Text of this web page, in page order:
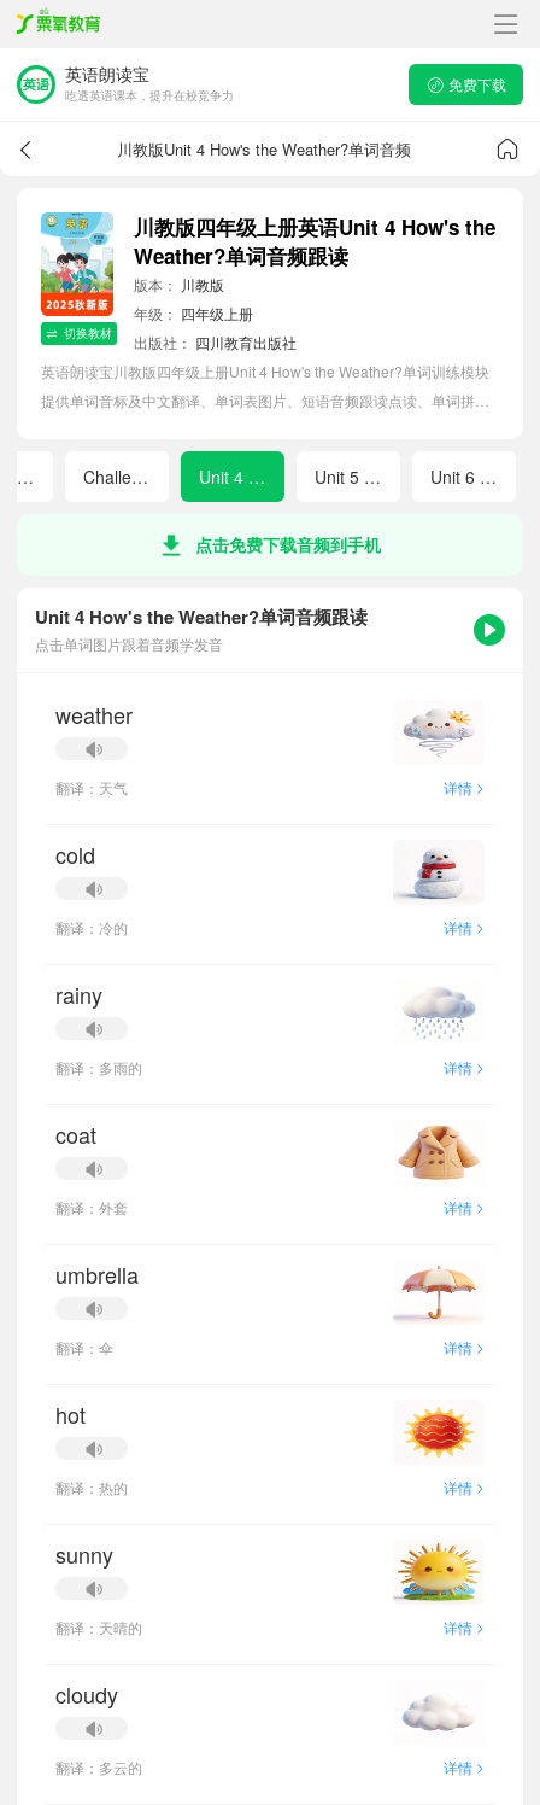
英语朗读宝
吃透英语课本，提升在校竞争力
免费下载
川教版Unit 4 How's the Weather?单词音频
切换教材
川教版四年级上册英语Unit 4 How's the
Weather?单词音频跟读
版本： 川教版
年级： 四年级上册
出版社： 四川教育出版社
英语朗读宝川教版四年级上册Unit 4 How's the Weather?单词训练模块
提供单词音标及中文翻译、单词表图片、短语音频跟读点读、单词拼写
音，提高听写记忆能力。
Unit 3 What Should We Do? Challenge Yourself A The Wolf Is Coming Unit 4 How's the Weather? Unit 5 What Season Is It? Unit 6 What's Your Favourite Season?
点击免费下载音频到手机
Unit 4 How's the Weather?单词音频跟读
点击单词图片跟着音频学发音
weather
翻译：天气 详情 >
cold
翻译：冷的 详情 >
rainy
翻译：多雨的 详情 >
coat
翻译：外套 详情 >
umbrella
翻译：伞 详情 >
hot
翻译：热的 详情 >
sunny
翻译：天晴的 详情 >
cloudy
翻译：多云的 详情 >